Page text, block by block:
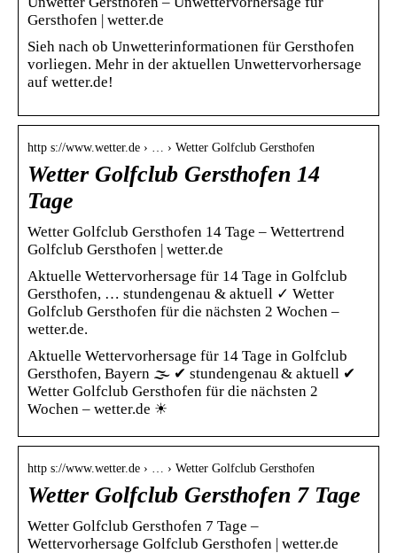
Gersthofen | wetter.de
Sieh nach ob Unwetterinformationen für Gersthofen
vorliegen. Mehr in der aktuellen Unwettervorhersage
auf wetter.de!
http s://www.wetter.de › … › Wetter Golfclub Gersthofen
Wetter Golfclub Gersthofen 14
Tage
Wetter Golfclub Gersthofen 14 Tage – Wettertrend
Golfclub Gersthofen | wetter.de
Aktuelle Wettervorhersage für 14 Tage in Golfclub
Gersthofen, … stundengenau & aktuell ✓ Wetter
Golfclub Gersthofen für die nächsten 2 Wochen –
wetter.de.
Aktuelle Wettervorhersage für 14 Tage in Golfclub
Gersthofen, Bayern 🌫️ ✔ stundengenau & aktuell ✔
Wetter Golfclub Gersthofen für die nächsten 2
Wochen – wetter.de ☀
http s://www.wetter.de › … › Wetter Golfclub Gersthofen
Wetter Golfclub Gersthofen 7 Tage
Wetter Golfclub Gersthofen 7 Tage –
Wettervorhersage Golfclub Gersthofen | wetter.de